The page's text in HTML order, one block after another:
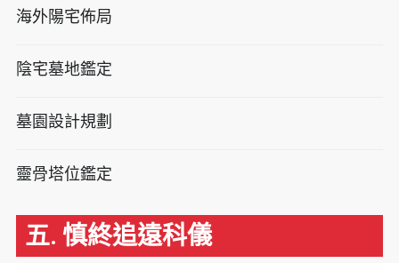
海外陽宅佈局
陰宅墓地鑑定
墓園設計規劃
靈骨塔位鑑定
五. 慎終追遠科儀